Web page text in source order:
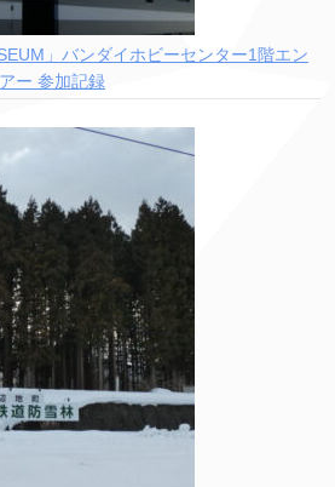
」バンダイホビーセンター1階エン
ー 参加記録